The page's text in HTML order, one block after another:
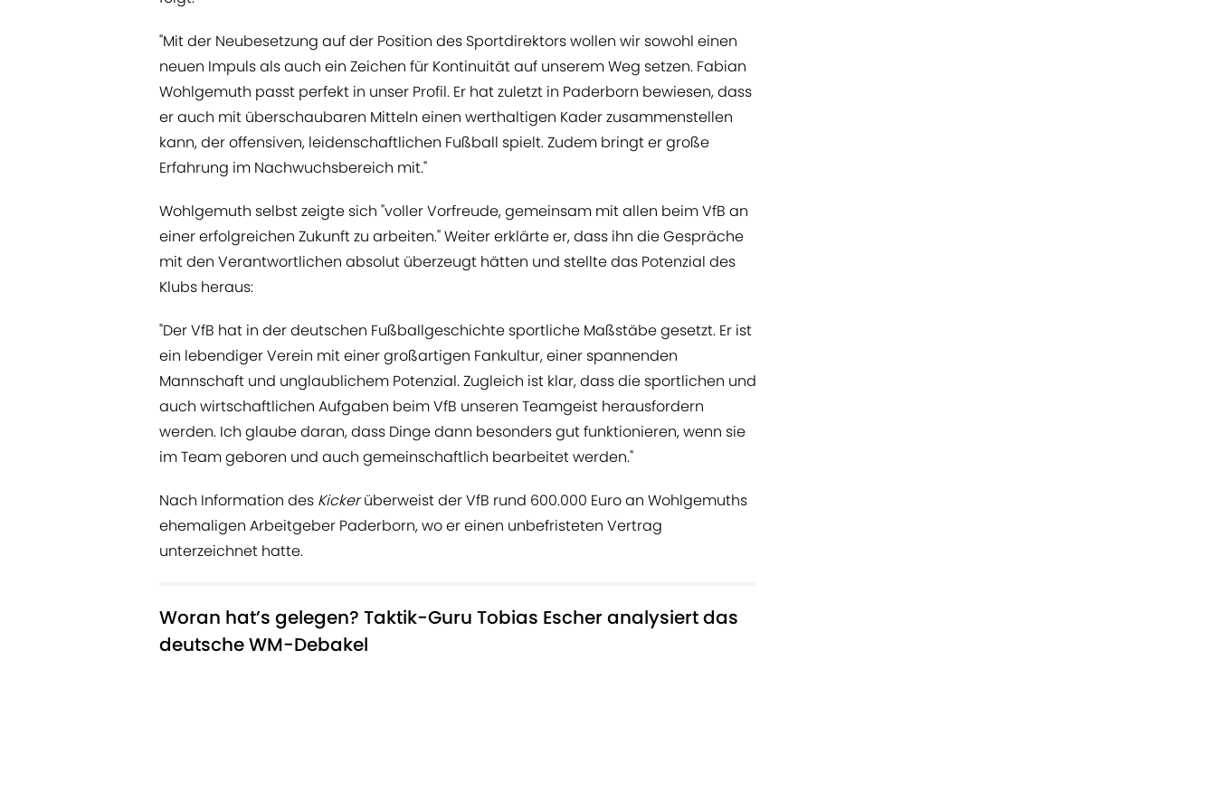
"Mit der Neubesetzung auf der Position des Sportdirektors wollen wir sowohl einen
neuen Impuls als auch ein Zeichen für Kontinuität auf unserem Weg setzen. Fabian
Wohlgemuth passt perfekt in unser Profil. Er hat zuletzt in Paderborn bewiesen, dass
er auch mit überschaubaren Mitteln einen werthaltigen Kader zusammenstellen
kann, der offensiven, leidenschaftlichen Fußball spielt. Zudem bringt er große
Erfahrung im Nachwuchsbereich mit."
Wohlgemuth selbst zeigte sich "voller Vorfreude, gemeinsam mit allen beim VfB an
einer erfolgreichen Zukunft zu arbeiten." Weiter erklärte er, dass ihn die Gespräche
mit den Verantwortlichen absolut überzeugt hätten und stellte das Potenzial des
Klubs heraus:
"Der VfB hat in der deutschen Fußballgeschichte sportliche Maßstäbe gesetzt. Er ist
ein lebendiger Verein mit einer großartigen Fankultur, einer spannenden
Mannschaft und unglaublichem Potenzial. Zugleich ist klar, dass die sportlichen und
auch wirtschaftlichen Aufgaben beim VfB unseren Teamgeist herausfordern
werden. Ich glaube daran, dass Dinge dann besonders gut funktionieren, wenn sie
im Team geboren und auch gemeinschaftlich bearbeitet werden."
Nach Information des Kickerüberweist der VfB rund 600.000 Euro an Wohlgemuths
ehemaligen Arbeitgeber Paderborn, wo er einen unbefristeten Vertrag
unterzeichnet hatte.
Woran hat’s gelegen? Taktik-Guru Tobias Escher analysiert das
deutsche WM-Debakel